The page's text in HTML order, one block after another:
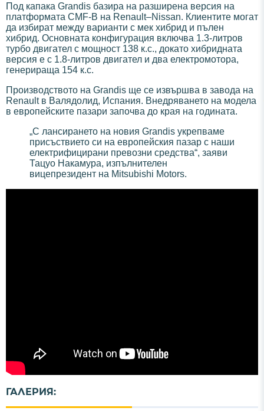
Под капака Grandis базира на разширена версия на
платформата CMF-B на Renault–Nissan. Клиентите могат
да избират между варианти с мек хибрид и пълен
хибрид. Основната конфигурация включва 1.3-литров
турбо двигател с мощност 138 к.с., докато хибридната
версия е с 1.8-литров двигател и два електромотора,
генерираща 154 к.с.
Производството на Grandis ще се извършва в завода на
Renault в Валядолид, Испания. Внедряването на модела
в европейските пазари започва до края на годината.
„С лансирането на новия Grandis укрепваме
присъствието си на европейския пазар с наши
електрифицирани превозни средства“, заяви
Тацуо Накамура, изпълнителен
вицепрезидент на Mitsubishi Motors.
ГАЛЕРИЯ: